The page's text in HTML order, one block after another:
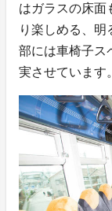
はガラスの床面
り楽しめる、
部には車椅子ス
実させています。